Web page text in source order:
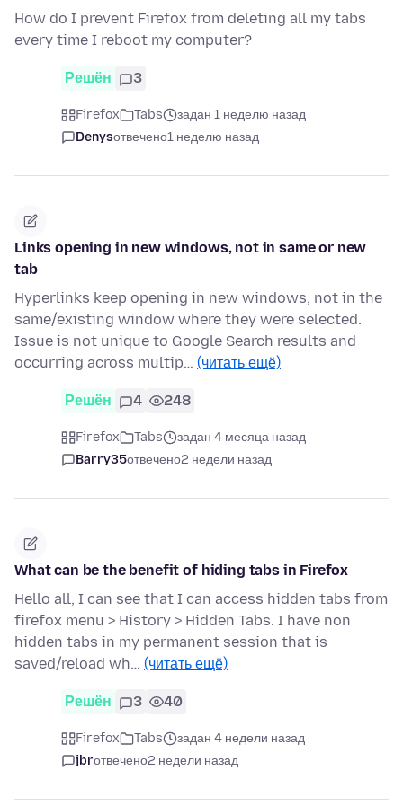
How do I prevent Firefox from deleting all my tabs
every time I reboot my computer?
Решён 3
Firefox Tabs
задан 1 неделю назад
Denysотвечено1 неделю назад
Links opening in new windows, not in same or new
tab
Hyperlinks keep opening in new windows, not in the
same/existing window where they were selected.
Issue is not unique to Google Search results and
occurring across multip… (читать ещё)
Решён 4 248
Firefox Tabs
задан 4 месяца назад
Barry35отвечено2 недели назад
What can be the benefit of hiding tabs in Firefox
Hello all, I can see that I can access hidden tabs from
firefox menu > History > Hidden Tabs. I have non
hidden tabs in my permanent session that is
saved/reload wh… (читать ещё)
Решён 3 40
Firefox Tabs
задан 4 недели назад
jbrотвечено2 недели назад